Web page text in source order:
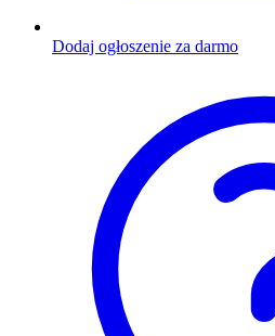
Dodaj ogłoszenie za darmo